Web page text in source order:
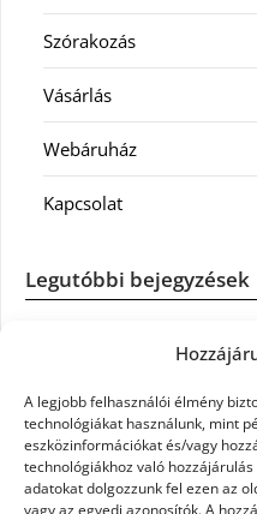
A legjobb felhasználói élmény
technológiákat használunk, mint
eszközinformációkat és/vagy
technológiákhoz való
adatokat dolgozzunk fel ezen az
vagy az egyedi azonosítók. A
Szórakozás
Vásárlás
Webáruház
Kapcsolat
Legutóbbi bejegyzések
Casco szélvédőcsere:
Könyvelés: mikor érdemes
Szövetkezeti jog: miért
háttér a biztonságos